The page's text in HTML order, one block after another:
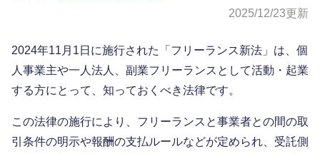
2025/12/23更新
2024年11月1日に施行された「フリーランス新法」は、個
人事業主や一人法人、副業フリーランスとして活動・起業
する方にとって、知っておくべき法律です。
この法律の施行により、フリーランスと事業者との間の取
引条件の明示や報酬の支払ルールなどが定められ、受託側